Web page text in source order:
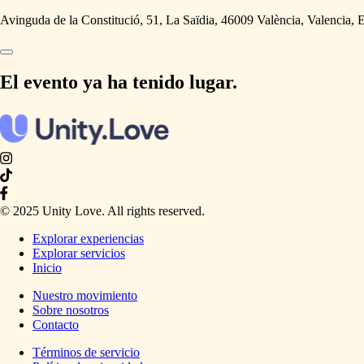
Avinguda de la Constitució, 51, La Saïdia, 46009 València, Valencia,
El evento ya ha tenido lugar.
© 2025 Unity Love. All rights reserved.
Explorar experiencias
Explorar servicios
Inicio
Nuestro movimiento
Sobre nosotros
Contacto
Términos de servicio